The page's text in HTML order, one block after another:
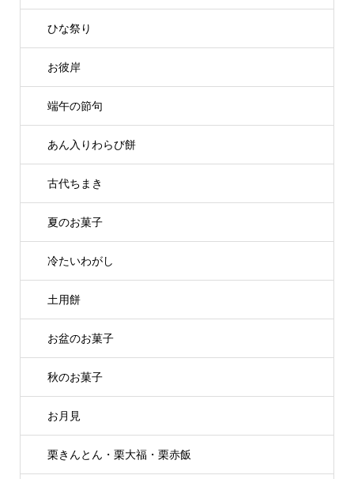
ひな祭り
お彼岸
端午の節句
あん入りわらび餅
古代ちまき
夏のお菓子
冷たいわがし
土用餅
お盆のお菓子
秋のお菓子
お月見
栗きんとん・栗大福・栗赤飯